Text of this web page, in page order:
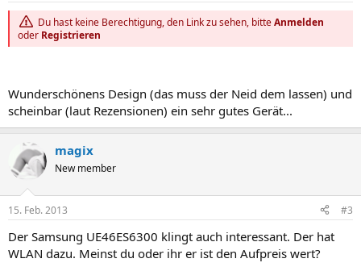
Du hast keine Berechtigung, den Link zu sehen, bitteAnmelden
oder Registrieren
Wunderschönens Design (das muss der Neid dem lassen) und
scheinbar (laut Rezensionen) ein sehr gutes Gerät...
magix
New member
15. Feb. 2013 #3
Der Samsung UE46ES6300 klingt auch interessant. Der hat
WLAN dazu. Meinst du oder ihr er ist den Aufpreis wert?